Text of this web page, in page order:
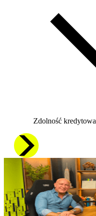
Zdolność kredytowa